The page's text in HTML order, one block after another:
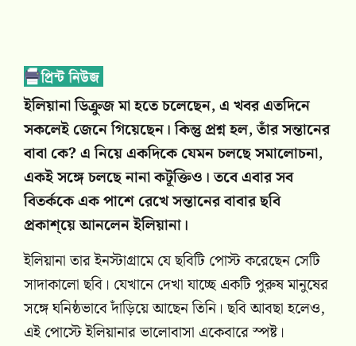
ইলিয়ানা ডিক্রুজ মা হতে চলেছেন, এ খবর এতদিনে
সকলেই জেনে গিয়েছেন। কিন্তু প্রশ্ন হল, তাঁর সন্তানের
বাবা কে? এ নিয়ে একদিকে যেমন চলছে সমালোচনা,
একই সঙ্গে চলছে নানা কটূক্তিও। তবে এবার সব
বিতর্ককে এক পাশে রেখে সন্তানের বাবার ছবি
প্রকাশ্য়ে আনলেন ইলিয়ানা।
ইলিয়ানা তার ইনস্টাগ্রামে যে ছবিটি পোস্ট করেছেন সেটি
সাদাকালো ছবি। যেখানে দেখা যাচ্ছে একটি পুরুষ মানুষের
সঙ্গে ঘনিষ্ঠভাবে দাঁড়িয়ে আছেন তিনি। ছবি আবছা হলেও,
এই পোস্টে ইলিয়ানার ভালোবাসা একেবারে স্পষ্ট।